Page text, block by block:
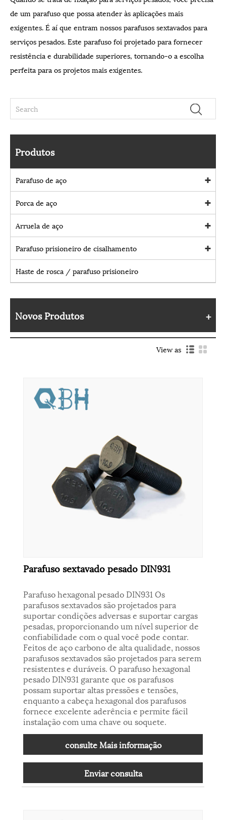
de um parafuso que possa atender às aplicações mais
exigentes. É aí que entram nossos parafusos sextavados para
serviços pesados. Este parafuso foi projetado para fornecer
resistência e durabilidade superiores, tornando-o a escolha
perfeita para os projetos mais exigentes.
Produtos
Parafuso de aço
Porca de aço
Arruela de aço
Parafuso prisioneiro de cisalhamento
Haste de rosca / parafuso prisioneiro
Novos Produtos
View as
Parafuso sextavado pesado DIN931
Parafuso hexagonal pesado DIN931 Os
parafusos sextavados são projetados para
suportar condições adversas e suportar cargas
pesadas, proporcionando um nível superior de
confiabilidade com o qual você pode contar.
Feitos de aço carbono de alta qualidade, nossos
parafusos sextavados são projetados para serem
resistentes e duráveis. O parafuso hexagonal
pesado DIN931 garante que os parafusos
possam suportar altas pressões e tensões,
enquanto a cabeça hexagonal dos parafusos
fornece excelente aderência e permite fácil
instalação com uma chave ou soquete.
consulte Mais informação
Enviar consulta